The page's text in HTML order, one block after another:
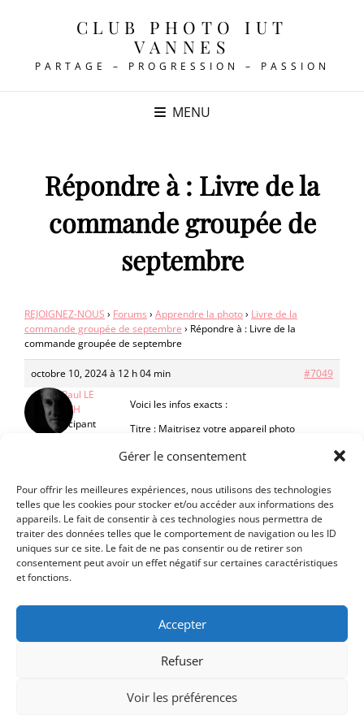
Gérer le consentement
Pour offrir les meilleures expériences, nous utilisons des technologies
telles que les cookies pour stocker et/ou accéder aux informations des
appareils. Le fait de consentir à ces technologies nous permettra de
traiter des données telles que le comportement de navigation ou les ID
uniques sur ce site. Le fait de ne pas consentir ou de retirer son
consentement peut avoir un effet négatif sur certaines caractéristiques
et fonctions.
Accepter
Refuser
Voir les préférences
CLUB PHOTO IUT
VANNES
PARTAGE – PROGRESSION – PASSION
MENU
Répondre à : Livre de la
commande groupée de
septembre
REJOIGNEZ-NOUS › Forums › Apprendre la photo› Livre de la
commande groupée de septembre › Répondre à : Livre de la
commande groupée de septembre
octobre 10, 2024 à 12 h 04 min
#7049
Jean-Paul LE
LOC’H
Participant
Voici les infos exacts :
Titre : Maitrisez votre appareil photo
Collection : Memento Photo
Jean-Paul